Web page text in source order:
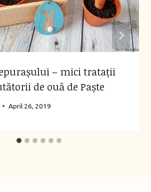
– mici tratații
de ouă de Paște
April 26, 2019